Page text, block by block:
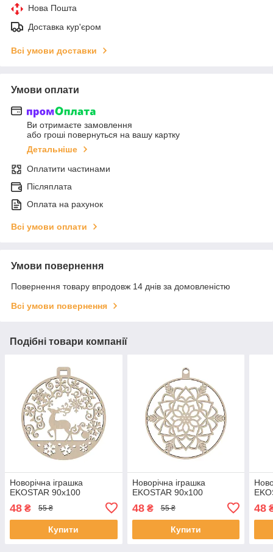
Нова Пошта
Доставка кур'єром
Всі умови доставки
Умови оплати
Ви отримаєте замовлення
або гроші повернуться на вашу картку
Детальніше
Оплатити частинами
Післяплата
Оплата на рахунок
Всі умови оплати
Умови повернення
Повернення товару впродовж 14 днів за домовленістю
Всі умови повернення
Подібні товари компанії
Новорічна іграшка
EKOSTAR 90х100
48 ₴ 55 ₴
Купити
Новорічна іграшка
EKOSTAR 90х100
48₴ 55 ₴
Купити
48